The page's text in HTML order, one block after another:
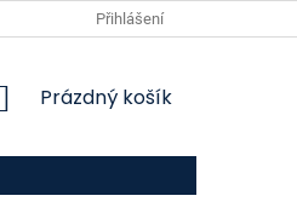
Přihlášení
NÁKUPNÍ
Prázdný košík